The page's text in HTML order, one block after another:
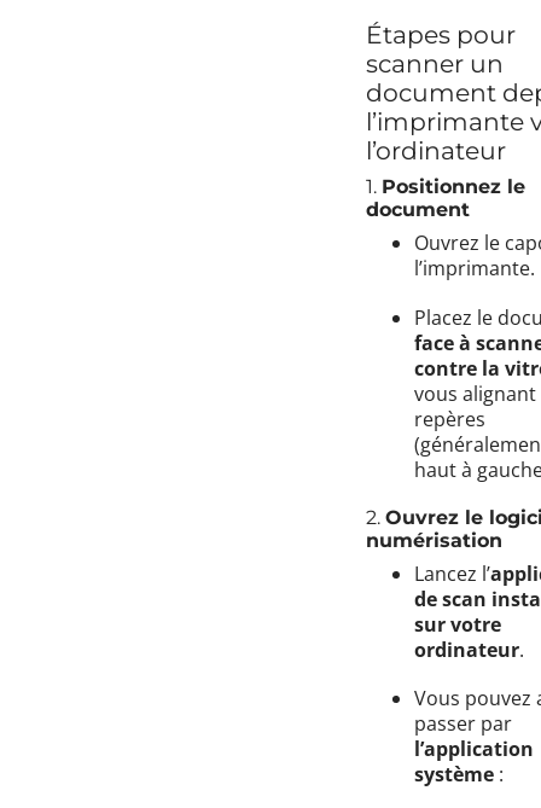
Étapes pour
scanner un
document
l’imprimante
l’ordinateur
1. Positionnez le
document
Ouvrez le
l’imprimante.
Placez le
face à
contre la
vous alignant
repères
haut à
2. Ouvrez le
numérisation
Lancez l’
de scan
sur votre
ordinateur.
Vous pouvez
passer par
l’application
système :